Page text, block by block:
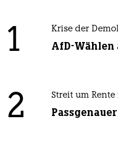
1 Krise der
AfD-
2 Streit um Rente